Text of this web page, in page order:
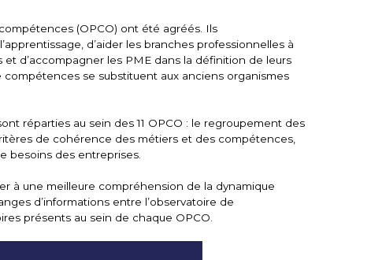
(OPCO) ont été agréés. Ils
d’aider les branches professionnelles à
d’accompagner les PME dans la définition de leurs
se substituent aux anciens organismes
réparties au sein des 11 OPCO : le regroupement des
de cohérence des métiers et des compétences,
besoins des entreprises.
à une meilleure compréhension de la dynamique
d’informations entre l’observatoire de
présents au sein de chaque OPCO.